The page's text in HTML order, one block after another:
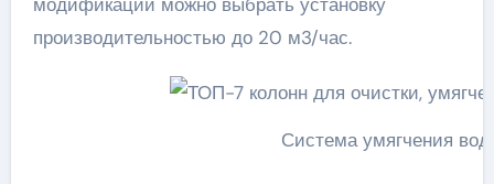
производительностью до 20 м3/час.
Система умягчения